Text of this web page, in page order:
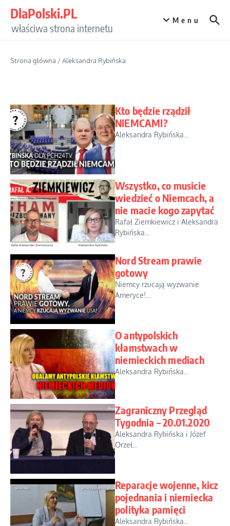
DlaPolski.PL
właściwa strona internetu
Menu
Strona główna /Aleksandra Rybińska
Kto będzie rządził
NIEMCAMI?
Aleksandra Rybińska...
Wszystko, co musicie
wiedzieć o Niemcach, a
nie macie kogo zapytać
Rafał Ziemkiewicz i Aleksandra
Rybińska...
Nord Stream prawie
gotowy
Niemcy rzucają wyzwanie
Ameryce!...
O antypolskich
kłamstwach w
niemieckich mediach
Aleksandra Rybińska...
Zagraniczny Przegląd
Tygodnia – 20.01.2020
Aleksandra Rybińska i Józef
Orzeł...
Reparacje wojenne, kicz
pojednania i niemiecka
polityka pamięci
Aleksandra Rybińska...